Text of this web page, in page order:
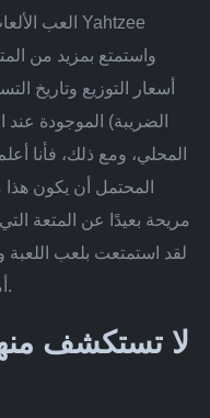
واستمتع بمزيد من
أسعار التوزيع وتاريخ
الضريبة) الموجودة
المحتمل أن يكون هذا
مريحة بعيدًا عن المتعة
أمارس فيه المقامرة في جميع الأوقات.